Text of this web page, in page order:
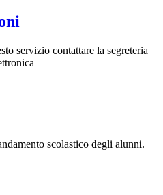
servizio contattare la segreteria
scolastico degli alunni.